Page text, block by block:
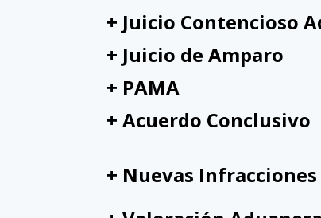
+ Juicio Contencioso
+ Juicio de Amparo
+ PAMA
+ Acuerdo Conclusivo
+ Nuevas